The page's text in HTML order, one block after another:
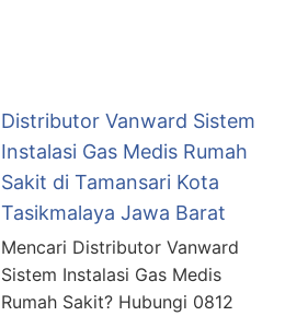
Distributor Vanward Sistem
Instalasi Gas Medis Rumah
Sakit di Tamansari Kota
Tasikmalaya Jawa Barat
Mencari Distributor Vanward
Sistem Instalasi Gas Medis
Rumah Sakit? Hubungi 0812